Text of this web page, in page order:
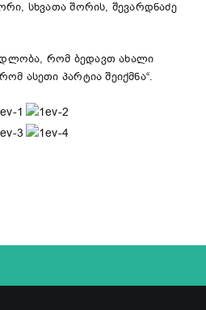
სხვათა შორის, შევარდნაძე
რომ ბედავთ ახალი
ასეთი პარტია შეიქმნა“.